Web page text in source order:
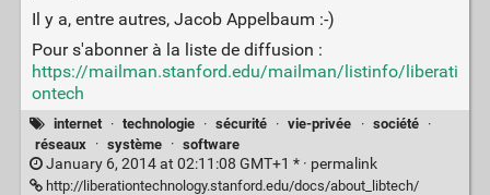
Il y a, entre autres, Jacob Appelbaum :-)
Pour s'abonner à la liste de diffusion :
https://mailman.stanford.edu/mailman/listinfo/liberati
ontech
internet · technologie · sécurité · vie-privée · société
·
réseaux
· système · software
January 6, 2014 at 02:11:08 GMT+1 * · permalink
http://liberationtechnology.stanford.edu/docs/about_libtech/